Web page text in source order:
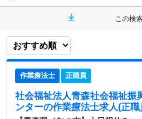
この検
作業療法士 正職員
社会福祉法人青森社会福祉振
ンターの作業療法士求人(正職